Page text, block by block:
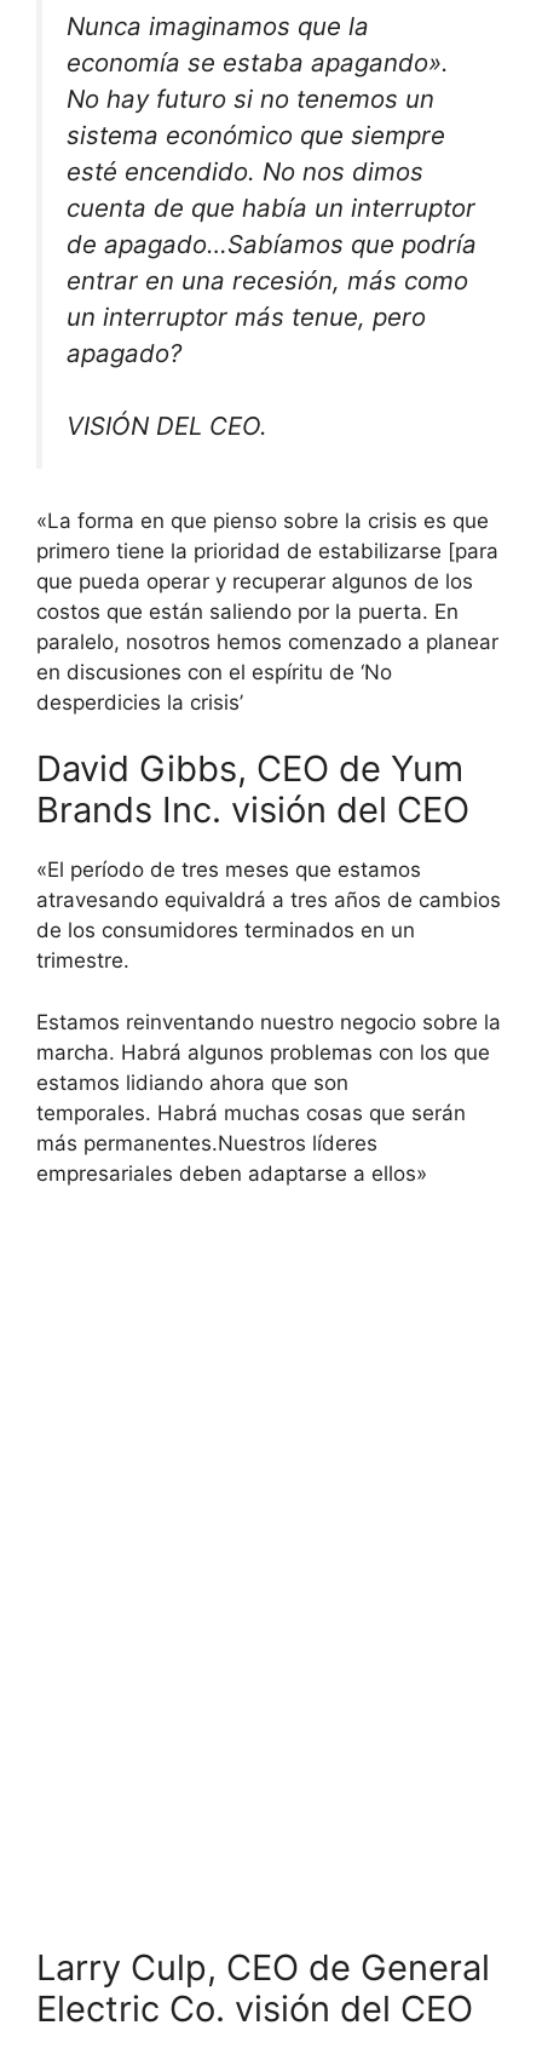
Nunca imaginamos que la
economía se estaba apagando».
No hay futuro si no tenemos un
sistema económico que siempre
esté encendido. No nos dimos
cuenta de que había un interruptor
de apagado…Sabíamos que podría
entrar en una recesión, más como
un interruptor más tenue, pero
apagado?
VISIÓN DEL CEO.
«La forma en que pienso sobre la crisis es que
primero tiene la prioridad de estabilizarse [para
que pueda operar y recuperar algunos de los
costos que están saliendo por la puerta. En
paralelo, nosotros hemos comenzado a planear
en discusiones con el espíritu de ‘No
desperdicies la crisis’
David Gibbs, CEO de Yum
Brands Inc. visión del CEO
«El período de tres meses que estamos
atravesando equivaldrá a tres años de cambios
de los consumidores terminados en un
trimestre.
Estamos reinventando nuestro negocio sobre la
marcha. Habrá algunos problemas con los que
estamos lidiando ahora que son
temporales. Habrá muchas cosas que serán
más permanentes.Nuestros líderes
empresariales deben adaptarse a ellos»
Larry Culp, CEO de General
Electric Co. visión del CEO